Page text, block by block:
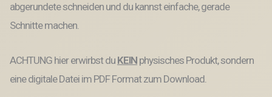
abgerundete schneiden und du kannst einfache, gerade
Schnitte machen.
ACHTUNG hier erwirbst du KEIN physisches Produkt, sondern
eine digitale Datei im PDF Format zum Download.